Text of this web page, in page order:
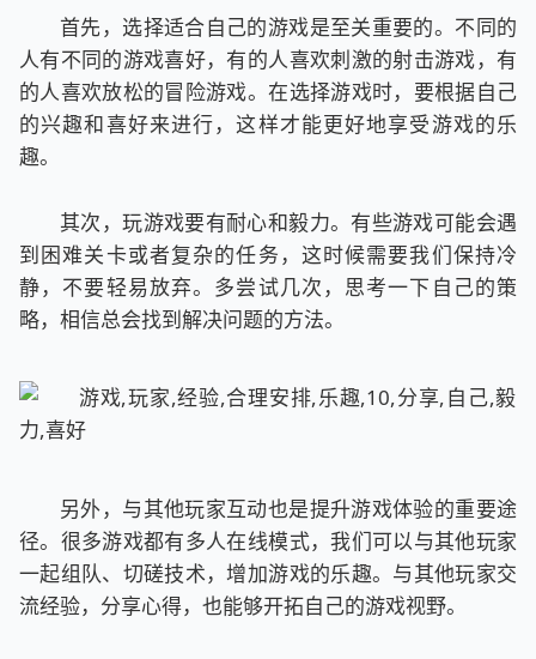
首先，选择适合自己的游戏是至关重要的。不同的
人有不同的游戏喜好，有的人喜欢刺激的射击游戏，有
的人喜欢放松的冒险游戏。在选择游戏时，要根据自己
的兴趣和喜好来进行，这样才能更好地享受游戏的乐
趣。
其次，玩游戏要有耐心和毅力。有些游戏可能会遇
到困难关卡或者复杂的任务，这时候需要我们保持冷
静，不要轻易放弃。多尝试几次，思考一下自己的策
略，相信总会找到解决问题的方法。
另外，与其他玩家互动也是提升游戏体验的重要途
径。很多游戏都有多人在线模式，我们可以与其他玩家
一起组队、切磋技术，增加游戏的乐趣。与其他玩家交
流经验，分享心得，也能够开拓自己的游戏视野。